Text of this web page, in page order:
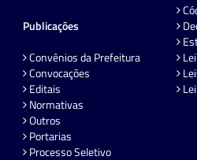
Publicações
Convênios da Prefeitura
Convocações
Editais
Normativas
Outros
Portarias
Processo Seletivo